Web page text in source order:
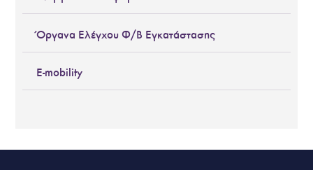
Όργανα Ελέγχου Φ/Β Εγκατάστασης
E-mobility